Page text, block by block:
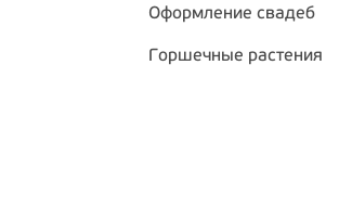
Оформление свадеб
Горшечные растения